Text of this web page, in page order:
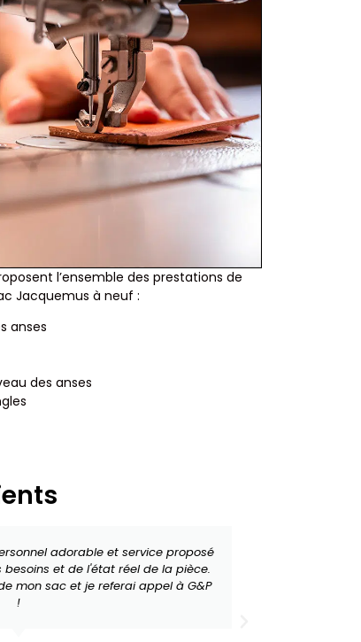
l’ensemble des prestations de
Jacquemus à neuf :
anses
des anses
adorable et service proposé
et de l'état réel de la pièce.
mon sac et je referai appel à G&P
!